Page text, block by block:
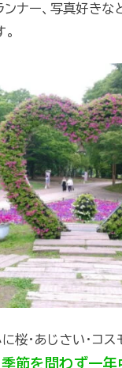
ンナー、写真好き
桜・あじさい・コ
季節を問わず一年